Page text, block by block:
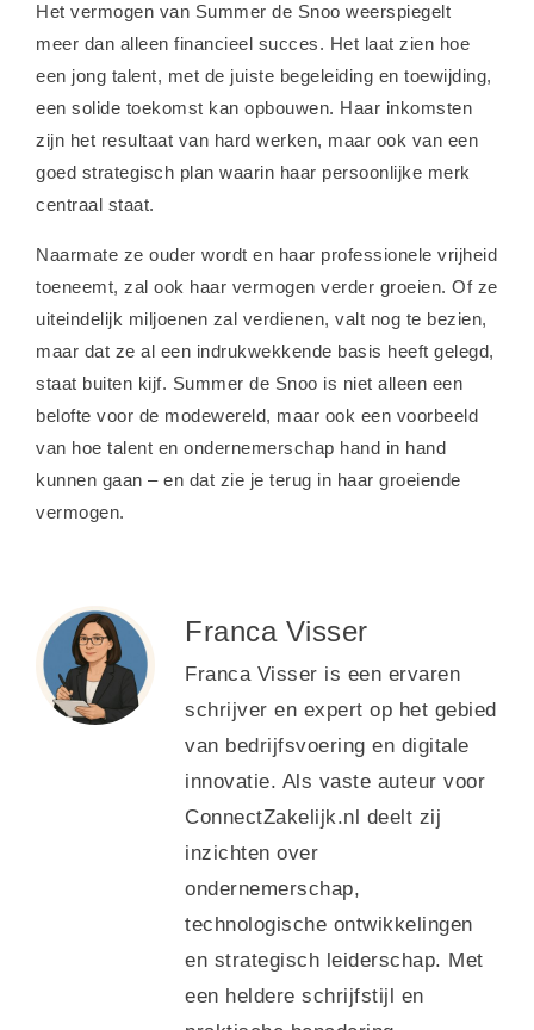
Het vermogen van Summer de Snoo weerspiegelt
meer dan alleen financieel succes. Het laat zien hoe
een jong talent, met de juiste begeleiding en toewijding,
een solide toekomst kan opbouwen. Haar inkomsten
zijn het resultaat van hard werken, maar ook van een
goed strategisch plan waarin haar persoonlijke merk
centraal staat.
Naarmate ze ouder wordt en haar professionele vrijheid
toeneemt, zal ook haar vermogen verder groeien. Of ze
uiteindelijk miljoenen zal verdienen, valt nog te bezien,
maar dat ze al een indrukwekkende basis heeft gelegd,
staat buiten kijf. Summer de Snoo is niet alleen een
belofte voor de modewereld, maar ook een voorbeeld
van hoe talent en ondernemerschap hand in hand
kunnen gaan – en dat zie je terug in haar groeiende
vermogen.
Franca Visser
Franca Visser is een ervaren
schrijver en expert op het gebied
van bedrijfsvoering en digitale
innovatie. Als vaste auteur voor
ConnectZakelijk.nl deelt zij
inzichten over
ondernemerschap,
technologische ontwikkelingen
en strategisch leiderschap. Met
een heldere schrijfstijl en